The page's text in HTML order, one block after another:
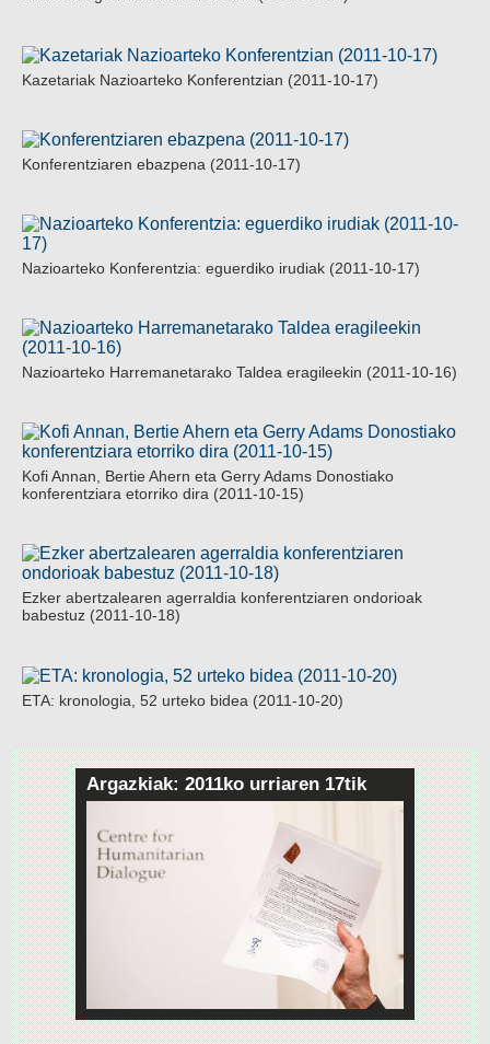
Kazetariak Nazioarteko Konferentzian (2011-10-17)
Konferentziaren ebazpena (2011-10-17)
Nazioarteko Konferentzia: eguerdiko irudiak (2011-10-17)
Nazioarteko Harremanetarako Taldea eragileekin (2011-10-16)
Kofi Annan, Bertie Ahern eta Gerry Adams Donostiako
konferentziara etorriko dira (2011-10-15)
Ezker abertzalearen agerraldia konferentziaren ondorioak
babestuz (2011-10-18)
ETA: kronologia, 52 urteko bidea (2011-10-20)
Argazkiak: 2011ko urriaren 17tik